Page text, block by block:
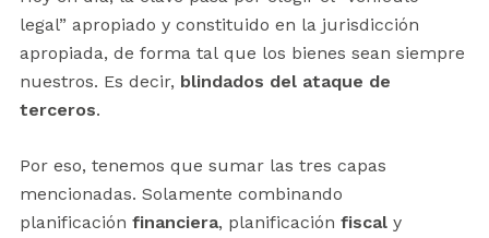
legal” apropiado y constituido en la jurisdicción
apropiada, de forma tal que los bienes sean siempre
nuestros. Es decir, blindados del ataque de
terceros.
Por eso, tenemos que sumar las tres capas
mencionadas. Solamente combinando
planificación financiera, planificación fiscal y